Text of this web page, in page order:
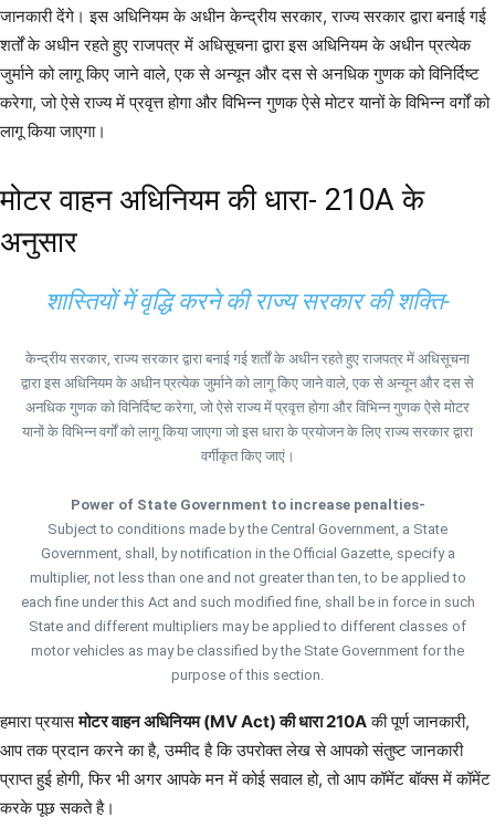
जानकारी देंगे। इस अधिनियम के अधीन केन्द्रीय सरकार, राज्य सरकार द्वारा बनाई गई
शर्तों के अधीन रहते हुए राजपत्र में अधिसूचना द्वारा इस अधिनियम के अधीन प्रत्येक
जुर्माने को लागू किए जाने वाले, एक से अन्यून और दस से अनधिक गुणक को विनिर्दिष्ट
करेगा, जो ऐसे राज्य में प्रवृत्त होगा और विभिन्न गुणक ऐसे मोटर यानों के विभिन्न वर्गों को
लागू किया जाएगा।
मोटर वाहन अधिनियम की धारा- 210A के
अनुसार
शास्तियों में वृद्धि करने की राज्य सरकार की शक्ति-
केन्द्रीय सरकार, राज्य सरकार द्वारा बनाई गई शर्तों के अधीन रहते हुए राजपत्र में अधिसूचना
द्वारा इस अधिनियम के अधीन प्रत्येक जुर्माने को लागू किए जाने वाले, एक से अन्यून और दस से
अनधिक गुणक को विनिर्दिष्ट करेगा, जो ऐसे राज्य में प्रवृत्त होगा और विभिन्न गुणक ऐसे मोटर
यानों के विभिन्न वर्गों को लागू किया जाएगा जो इस धारा के प्रयोजन के लिए राज्य सरकार द्वारा
वर्गीकृत किए जाएं।
Power of State Government to increase penalties-
Subject to conditions made by the Central Government, a State
Government, shall, by notification in the Official Gazette, specify a
multiplier, not less than one and not greater than ten, to be applied to
each fine under this Act and such modified fine, shall be in force in such
State and different multipliers may be applied to different classes of
motor vehicles as may be classified by the State Government for the
purpose of this section.
हमारा प्रयासमोटर वाहन अधिनियम (MV Act) की धारा 210Aकी पूर्ण जानकारी,
आप तक प्रदान करने का है, उम्मीद है कि उपरोक्त लेख से आपको संतुष्ट जानकारी
प्राप्त हुई होगी, फिर भी अगर आपके मन में कोई सवाल हो, तो आप कॉमेंट बॉक्स में कॉमेंट
करके पूछ सकते है।